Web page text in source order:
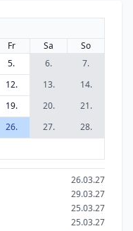
Fr Sa
So
5. 6.
7.
12. 13.
14.
19. 20.
21.
26. 27.
28.
26.03.27
29.03.27
25.03.27
25.03.27